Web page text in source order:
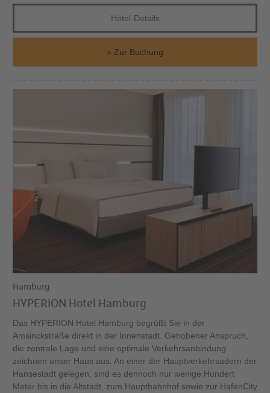
Hotel-Details
Zur Buchung
Hamburg
HYPERION Hotel Hamburg
Das HYPERION Hotel Hamburg begrüßt Sie in der
Amsinckstraße direkt in der Innenstadt. Gehobener Anspruch,
die zentrale Lage und eine optimale Verkehrsanbindung
zeichnen unser Haus aus. An einer der Hauptverkehrsadern der
Hansestadt gelegen, sind es dennoch nur wenige Hundert
Meter bis in die Altstadt, zum Hauptbahnhof sowie zur HafenCity